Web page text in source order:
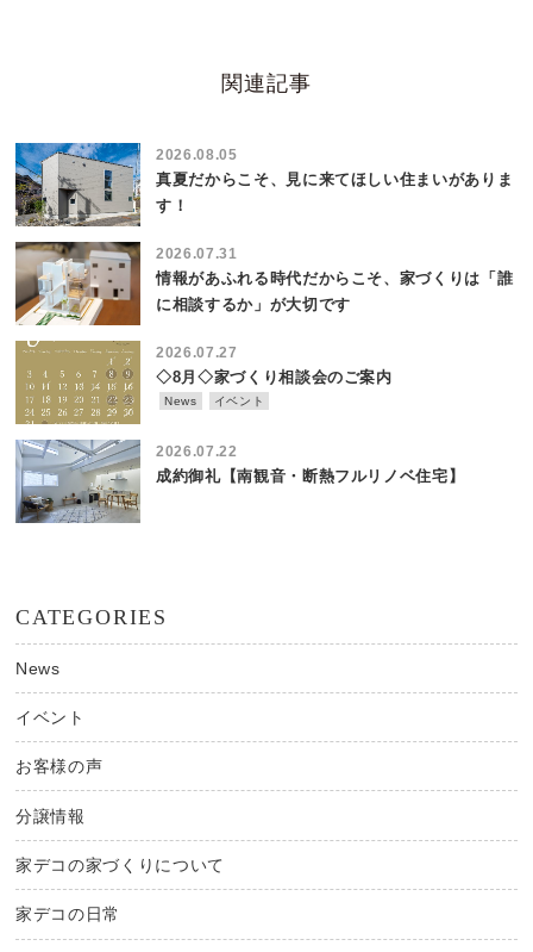
関連記事
2026.08.05
真夏だからこそ、見に来てほしい住まいがありま
す！
2026.07.31
情報があふれる時代だからこそ、家づくりは「誰
に相談するか」が大切です
2026.07.27
◇8月◇家づくり相談会のご案内
News イベント
2026.07.22
成約御礼【南観音・断熱フルリノベ住宅】
CATEGORIES
News
イベント
お客様の声
分譲情報
家デコの家づくりについて
家デコの日常